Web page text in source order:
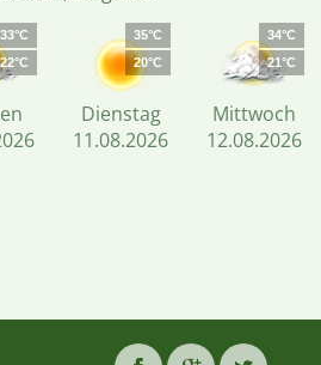
33°C
22°C
35°C
20°C
Dienstag
11.08.2026
34°C
21°C
Mittwoch
12.08.2026